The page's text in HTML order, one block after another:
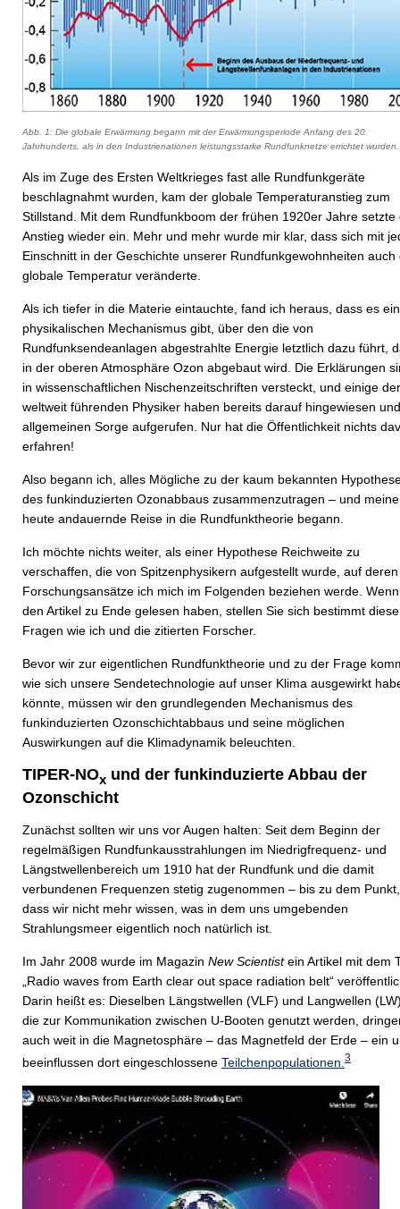
Abb. 1: Die globale Erwärmung begann mit der Erwärmungsperiode Anfang des 20.
Jahrhunderts, als in den Industrienationen leistungsstarke Rundfunknetze errichtet wurden.
Als im Zuge des Ersten Weltkrieges fast alle Rundfunkgeräte
beschlagnahmt wurden, kam der globale Temperaturanstieg zum
Stillstand. Mit dem Rundfunkboom der frühen 1920er Jahre setzte
Anstieg wieder ein. Mehr und mehr wurde mir klar, dass sich mit
Einschnitt in der Geschichte unserer Rundfunkgewohnheiten auch
globale Temperatur veränderte.
Als ich tiefer in die Materie eintauchte, fand ich heraus, dass es
physikalischen Mechanismus gibt, über den die von
Rundfunksendeanlagen abgestrahlte Energie letztlich dazu führt,
in der oberen Atmosphäre Ozon abgebaut wird. Die Erklärungen
in wissenschaftlichen Nischenzeitschriften versteckt, und einige der
weltweit führenden Physiker haben bereits darauf hingewiesen
allgemeinen Sorge aufgerufen. Nur hat die Öffentlichkeit nichts
erfahren!
Also begann ich, alles Mögliche zu der kaum bekannten
des funkinduzierten Ozonabbaus zusammenzutragen – und
heute andauernde Reise in die Rundfunktheorie begann.
Ich möchte nichts weiter, als einer Hypothese Reichweite zu
verschaffen, die von Spitzenphysikern aufgestellt wurde, auf deren
Forschungsansätze ich mich im Folgenden beziehen werde.
den Artikel zu Ende gelesen haben, stellen Sie sich bestimmt
Fragen wie ich und die zitierten Forscher.
Bevor wir zur eigentlichen Rundfunktheorie und zu der Frage
wie sich unsere Sendetechnologie auf unser Klima ausgewirkt
könnte, müssen wir den grundlegenden Mechanismus des
funkinduzierten Ozonschichtabbaus und seine möglichen
Auswirkungen auf die Klimadynamik beleuchten.
TIPER-NOx und der funkinduzierte Abbau der
Ozonschicht
Zunächst sollten wir uns vor Augen halten: Seit dem Beginn der
regelmäßigen Rundfunkausstrahlungen im Niedrigfrequenz- und
Längstwellenbereich um 1910 hat der Rundfunk und die damit
verbundenen Frequenzen stetig zugenommen – bis zu dem Punkt,
dass wir nicht mehr wissen, was in dem uns umgebenden
Strahlungsmeer eigentlich noch natürlich ist.
Im Jahr 2008 wurde im Magazin New Scientistein Artikel mit dem
„Radio waves from Earth clear out space radiation belt“
Darin heißt es: Dieselben Längstwellen (VLF) und Langwellen
die zur Kommunikation zwischen U-Booten genutzt werden,
auch weit in die Magnetosphäre – das Magnetfeld der Erde – ein
beeinflussen dort eingeschlossene Teilchenpopulationen. 3